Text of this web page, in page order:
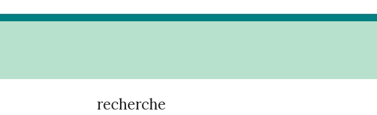
recherche